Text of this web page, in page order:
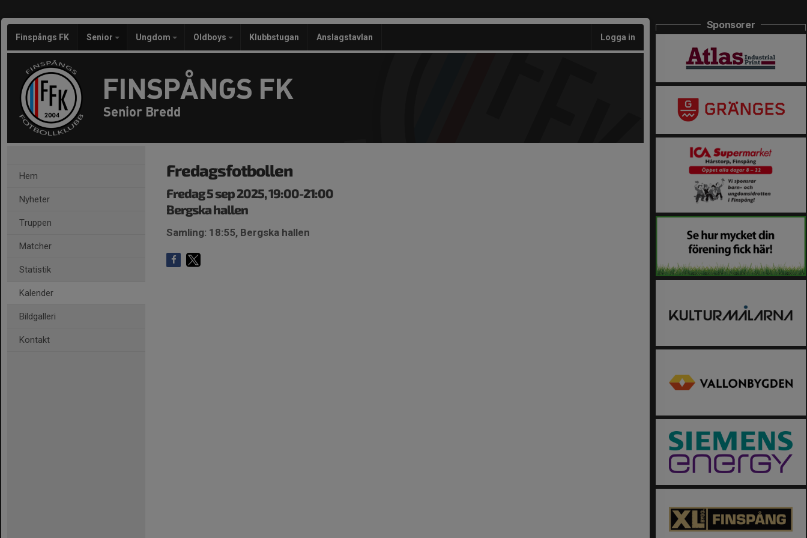
Finspångs FK Senior Ungdom Oldboys Klubbstugan Anslagstavlan Logga in
FINSPÅNGS FK
Senior Bredd
Hem
Nyheter
Truppen
Matcher
Statistik
Kalender
Bildgalleri
Kontakt
Fredagsfotbollen
Fredag 5 sep 2025, 19:00-21:00
Bergska hallen
Samling: 18:55, Bergska hallen
Sponsorer